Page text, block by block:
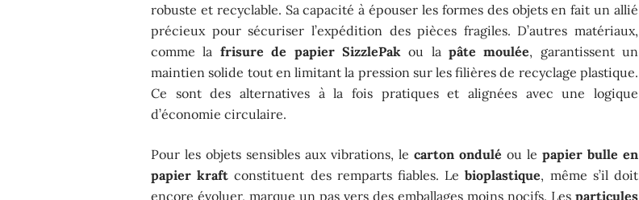
robuste et recyclable. Sa capacité à épouser les formes des objets en fait un allié
précieux pour sécuriser l’expédition des pièces fragiles. D’autres matériaux,
comme la frisure de papier SizzlePak ou la pâte moulée, garantissent un
maintien solide tout en limitant la pression sur les filières de recyclage plastique.
Ce sont des alternatives à la fois pratiques et alignées avec une logique
d’économie circulaire.
Pour les objets sensibles aux vibrations, le carton ondulé ou le papier bulle en
papier kraft constituent des remparts fiables. Lebioplastique, même s’il doit
encore évoluer, marque un pas vers des emballages moins nocifs. Les particules